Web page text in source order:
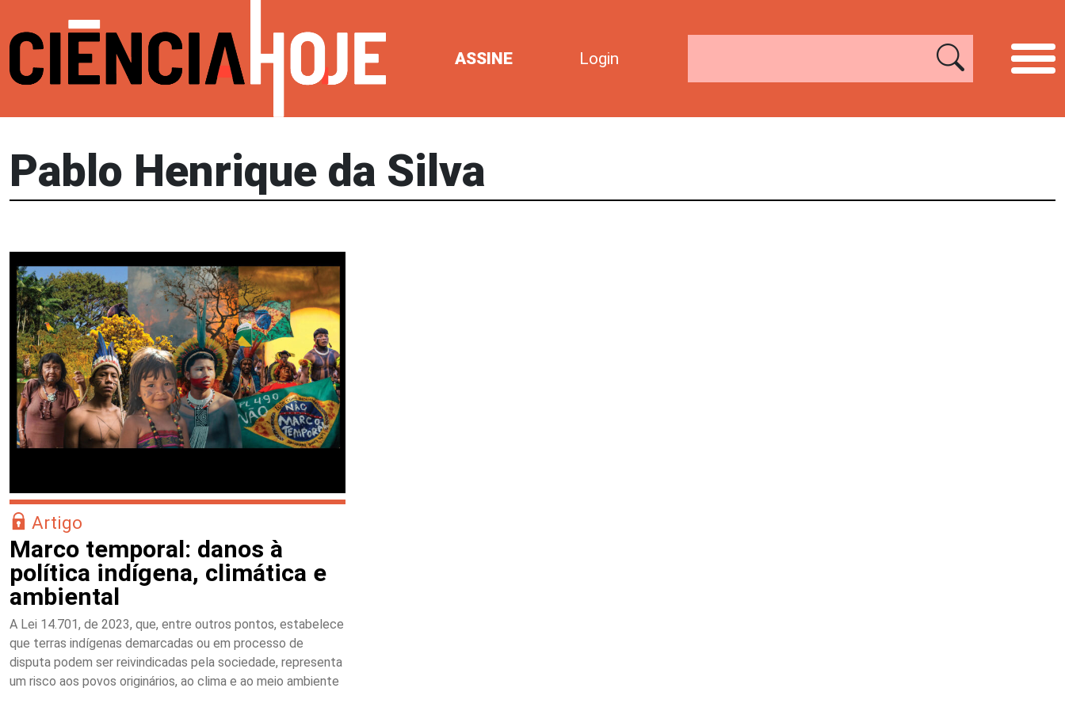
ASSINE Login
Pablo Henrique da Silva
Artigo
Marco temporal: danos à
política indígena, climática e
ambiental
A Lei 14.701, de 2023, que, entre outros pontos, estabelece
que terras indígenas demarcadas ou em processo de
disputa podem ser reivindicadas pela sociedade, representa
um risco aos povos originários, ao clima e ao meio ambiente